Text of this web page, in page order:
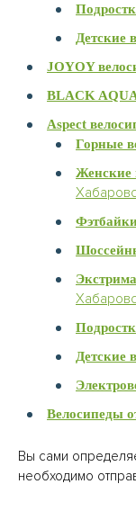
Детские
JOYOY
BLACK
Aspect
Горные
Женские
Детские
Велосипеды
Вы сами
необходимо